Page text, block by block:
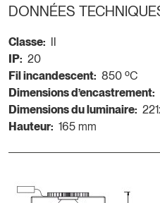
DONNÉES
Classe:
IP: 20
Fil incandescent: 850 ºC
Dimensions d’encastrement:
Dimensions du luminaire:
Hauteur: 165 mm